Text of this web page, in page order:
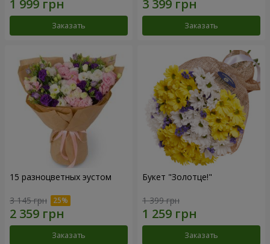
Заказать Заказать
15 разноцветных эустом
3 145 грн
Заказать
Букет "Золотце!"
1 399 грн
Заказать